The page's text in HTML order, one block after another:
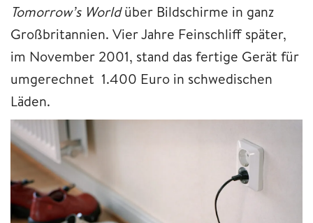
Tomorrow’s Worldüber Bildschirme in ganz
Großbritannien. Vier Jahre Feinschliff später,
im November 2001, stand das fertige Gerät für
umgerechnet 1.400 Euro in schwedischen
Läden.